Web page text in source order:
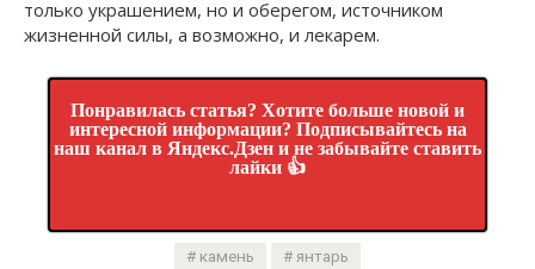
только украшением, но и оберегом, источником
жизненной силы, а возможно, и лекарем.
Понравилась статья? Хотите больше новой и
интересной информации? Подписывайтесь на
наш канал в Яндекс.Дзен и не забывайте ставить
лайки 👍
камень янтарь